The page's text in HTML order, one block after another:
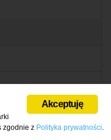
Akceptuję
zgodnie z Polityka prywatności